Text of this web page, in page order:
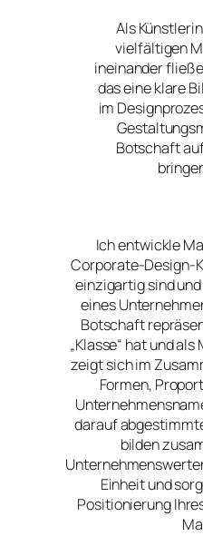
Als
vielfältigen
ineinander
das eine klare
im
Botschaft
Ich entwickle
Corporate-Design-
einzigartig sind
eines
Botschaft
„Klasse“ hat und
zeigt sich im
Formen,
darauf
bilden
Einheit und
Positionierung